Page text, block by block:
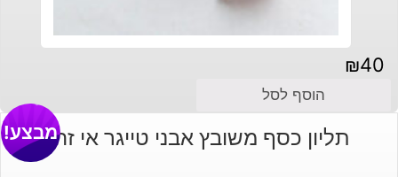
₪40
הוסף לסל
תליון כסף משובץ אבני טייגר אי זהבמבצע!